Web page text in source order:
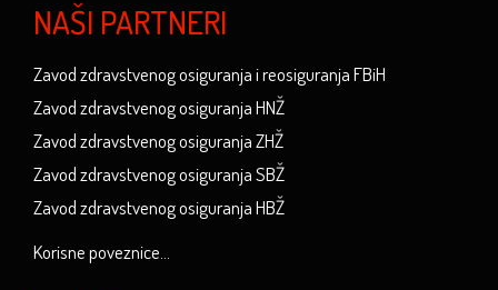
NAŠI PARTNERI
Zavod zdravstvenog osiguranja i reosiguranja FBiH
Zavod zdravstvenog osiguranja HNŽ
Zavod zdravstvenog osiguranja ZHŽ
Zavod zdravstvenog osiguranja SBŽ
Zavod zdravstvenog osiguranja HBŽ
Korisne poveznice...